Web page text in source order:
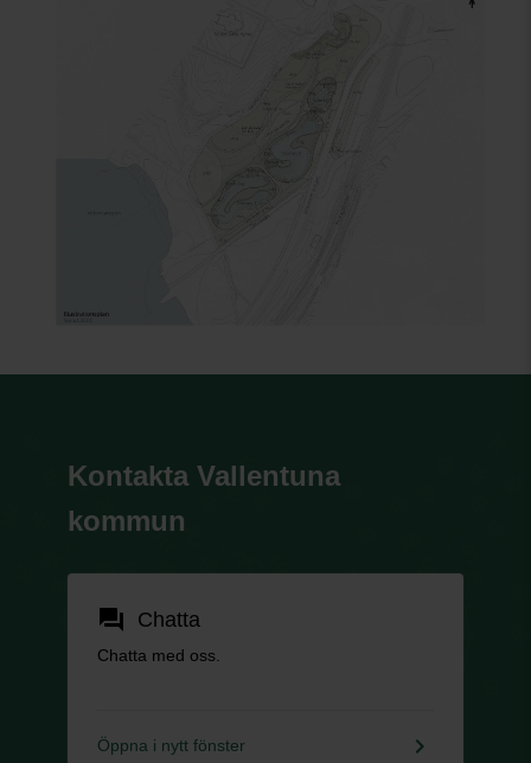
Kontakta Vallentuna
kommun
forum Chatta
Chatta med oss.
Öppna i nytt fönster keyboard_arrow_right